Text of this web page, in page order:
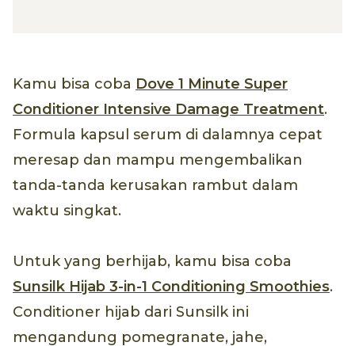
Kamu bisa coba Dove 1 Minute Super
Conditioner Intensive Damage Treatment.
Formula kapsul serum di dalamnya cepat
meresap dan mampu mengembalikan
tanda-tanda kerusakan rambut dalam
waktu singkat.
Untuk yang berhijab, kamu bisa coba
Sunsilk Hijab 3-in-1 Conditioning Smoothies.
Conditioner hijab dari Sunsilk ini
mengandung pomegranate, jahe,